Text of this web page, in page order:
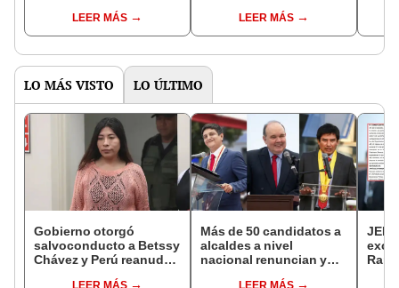
LEER MÁS LEER MÁS
LO MÁS VISTO LO ÚLTIMO
Gobierno otorgó
salvoconducto a Betssy
Chávez y Perú reanuda
LEER MÁS
Más de 50 candidatos a
alcaldes a nivel
nacional renuncian y
LEER MÁS
JEE